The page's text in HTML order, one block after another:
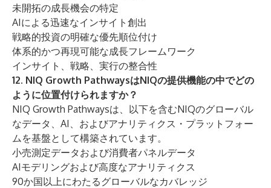
未開拓の成長機会の特定
AIによる迅速なインサイト創出
戦略的投資の明確な優先順位付け
体系的かつ再現可能な成長フレームワーク
インサイト、戦略、実行の整合性
12. NIQ Growth PathwaysはNIQの提供機能の中でどの
ように位置付けられますか？
NIQ Growth Pathwaysは、以下を含むNIQのグローバル
なデータ、AI、およびアナリティクス・プラットフォー
ムを基盤として構築されています。
小売測定データおよび消費者パネルデータ
AIモデリングおよび高度なアナリティクス
90か国以上にわたるグローバルなカバレッジ